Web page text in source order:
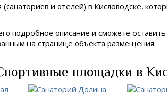
и отелей) в Кисловодске,
подробное описание и сможете
на странице объекта размещения
площадки в